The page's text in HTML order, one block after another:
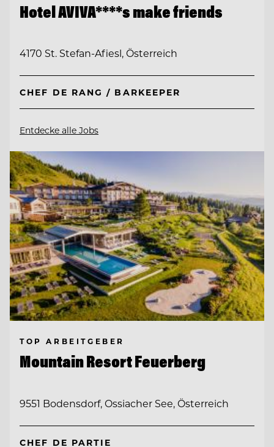
Hotel AVIVA****s make friends
4170 St. Stefan-Afiesl, Österreich
CHEF DE RANG / BARKEEPER
Entdecke alle Jobs
TOP ARBEITGEBER
Mountain Resort Feuerberg
9551 Bodensdorf, Ossiacher See, Österreich
CHEF DE PARTIE